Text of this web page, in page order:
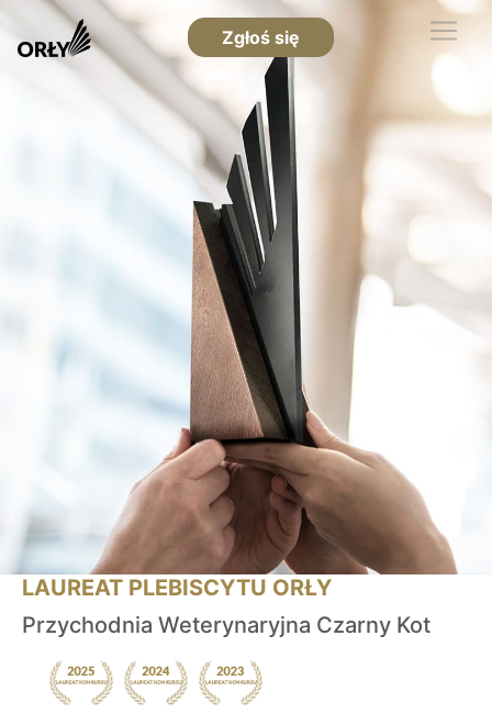
Zgłoś się
LAUREAT PLEBISCYTU ORŁY
Przychodnia Weterynaryjna Czarny Kot